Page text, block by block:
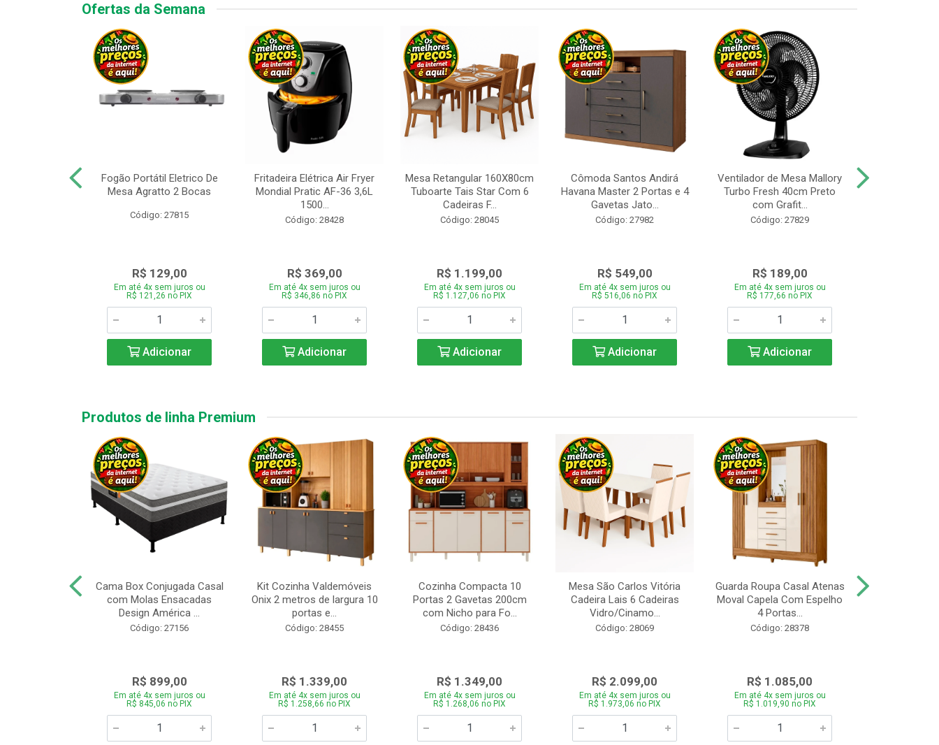
Ofertas da Semana
Fogão Portátil Eletrico De
Mesa Agratto 2 Bocas
Código: 27815
R$ 129,00
Em até 4x sem juros ou
R$ 121,26 no PIX
Adicionar
Fritadeira Elétrica Air Fryer
Mondial Pratic AF-36 3,6L
1500...
Código: 28428
R$ 369,00
Em até 4x sem juros ou
R$ 346,86 no PIX
Adicionar
Mesa Retangular 160X80cm
Tuboarte Tais Star Com 6
Cadeiras F...
Código: 28045
R$ 1.199,00
Em até 4x sem juros ou
R$ 1.127,06 no PIX
Adicionar
Cômoda Santos Andirá
Havana Master 2 Portas e 4
Gavetas Jato...
Código: 27982
R$ 549,00
Em até 4x sem juros ou
R$ 516,06 no PIX
Adicionar
Ventilador de Mesa Mallory
Turbo Fresh 40cm Preto
com Grafit...
Código: 27829
R$ 189,00
Em até 4x sem juros ou
R$ 177,66 no PIX
Adicionar
Produtos de linha Premium
Cama Box Conjugada Casal
com Molas Ensacadas
Design América ...
Código: 27156
R$ 899,00
Em até 4x sem juros ou
R$ 845,06 no PIX
Kit Cozinha Valdemóveis
Onix 2 metros de largura 10
portas e...
Código: 28455
R$ 1.339,00
Em até 4x sem juros ou
R$ 1.258,66 no PIX
Cozinha Compacta 10
Portas 2 Gavetas 200cm
com Nicho para Fo...
Código: 28436
R$ 1.349,00
Em até 4x sem juros ou
R$ 1.268,06 no PIX
Mesa São Carlos Vitória
Cadeira Lais 6 Cadeiras
Vidro/Cinamo...
Código: 28069
R$ 2.099,00
Em até 4x sem juros ou
R$ 1.973,06 no PIX
Guarda Roupa Casal Atenas
Moval Capela Com Espelho
4 Portas...
Código: 28378
R$ 1.085,00
Em até 4x sem juros ou
R$ 1.019,90 no PIX